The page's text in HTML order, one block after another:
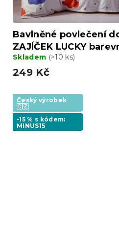
Bavlněné povlečení
ZAJÍČEK LUCKY
Skladem (>10 ks)
249 Kč
Český výrobek
🇨🇿
-15 % s kódem:
MINUS15